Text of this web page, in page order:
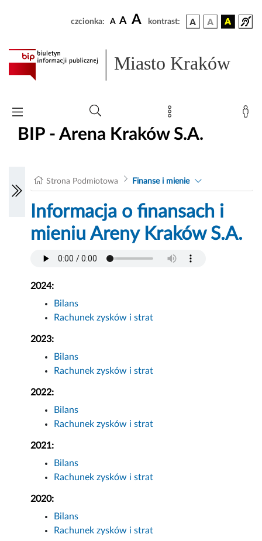
czcionka: A A A kontrast:
Miasto Kraków
BIP - Arena Kraków S.A.
Strona Podmiotowa Finanse i mienie
Informacja o finansach i
mieniu Areny Kraków S.A.
2024:
Bilans
Rachunek zysków i strat
2023:
Bilans
Rachunek zysków i strat
2022:
Bilans
Rachunek zysków i strat
2021:
Bilans
Rachunek zysków i strat
2020:
Bilans
Rachunek zysków i strat